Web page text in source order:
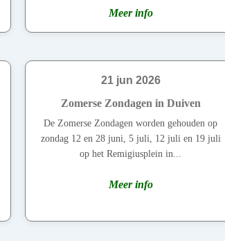
Meer info
21 jun 2026
Zomerse Zondagen in Duiven
De Zomerse Zondagen worden gehouden op
zondag 12 en 28 juni, 5 juli, 12 juli en 19 juli
op het Remigiusplein in...
Meer info